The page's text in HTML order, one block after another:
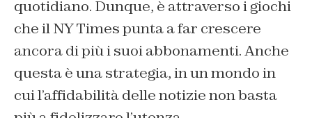
quotidiano. Dunque, è attraverso i giochi
che il NY Times punta a far crescere
ancora di più i suoi abbonamenti. Anche
questa è una strategia, in un mondo in
cui l’affidabilità delle notizie non basta